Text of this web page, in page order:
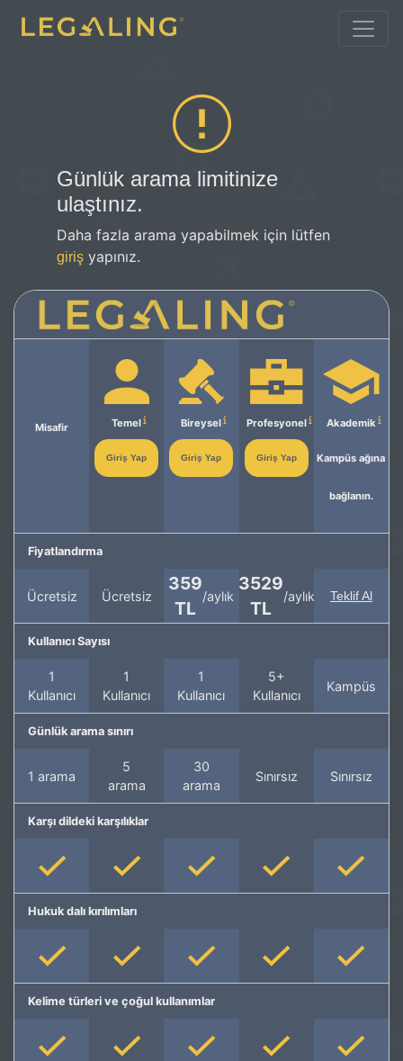
Günlük arama limitinize
ulaştınız.
Daha fazla arama yapabilmek için lütfen
giriş yapınız.
Misafir Temel
Giriş Yap
Bireysel
Giriş Yap
Profesyonel
Giriş Yap
Akademik
Kampüs ağına
bağlanın.
Fiyatlandırma
Ücretsiz Ücretsiz
359
TL
/aylık
3529
TL
/aylık Teklif Al
Kullanıcı Sayısı
1
Kullanıcı
1
Kullanıcı
1
Kullanıcı
5+
Kullanıcı
Kampüs
Günlük arama sınırı
1 arama
5
arama
30
arama
Sınırsız Sınırsız
Karşı dildeki karşılıklar
Hukuk dalı kırılımları
Kelime türleri ve çoğul kullanımlar